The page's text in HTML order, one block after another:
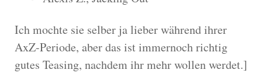
Ich mochte sie selber ja lieber während ihrer
AxZ-Periode, aber das ist immernoch richtig
gutes Teasing, nachdem ihr mehr wollen werdet.]